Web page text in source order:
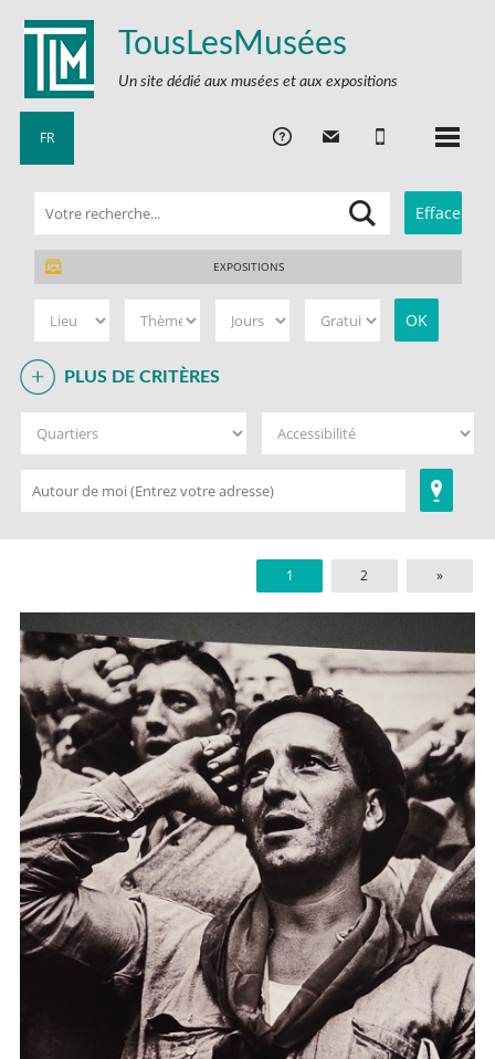
TousLesMusées
Un site dédié aux musées et aux expositions
FR
EXPOSITIONS
PLUS DE CRITÈRES
1 2 »